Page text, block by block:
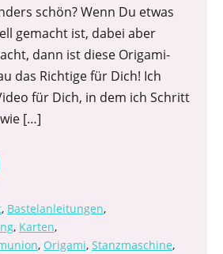
schön? Wenn Du etwas
gemacht ist, dabei aber
dann ist diese Origami-
das Richtige für Dich! Ich
für Dich, in dem ich Schritt
[…]
, Bastelanleitungen,
, Karten,
, Origami, Stanzmaschine,